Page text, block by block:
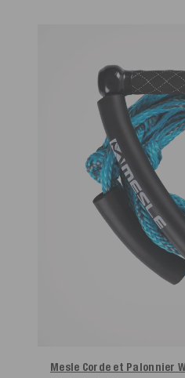
Mesle Corde et Palonnier